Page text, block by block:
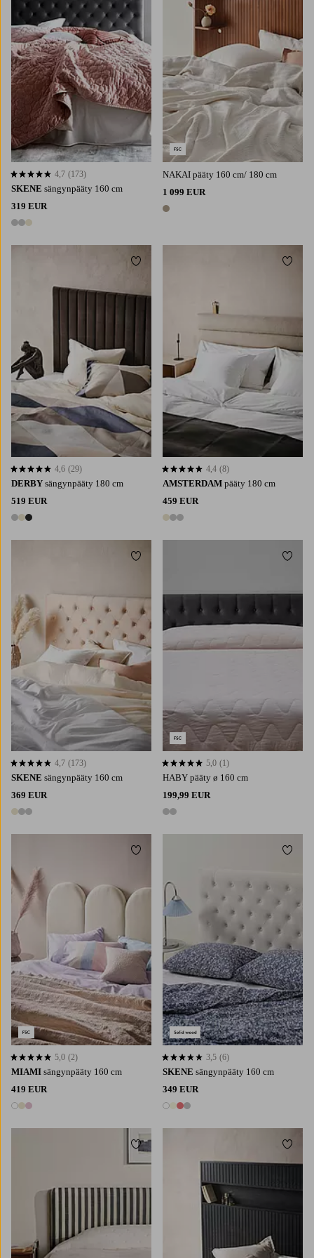
SKENE sängynpääty 160 cm
319 EUR
3 värejä
4,7 perustuen 173 arvosanaan
4,7 (173)
NAKAI pääty 160 cm/ 180 cm
1 099 EUR
1 väri
DERBY sängynpääty 180 cm
519 EUR
3 värejä
4,6 perustuen 29 arvosanaan
4,6 (29)
Lisää suosikkeihin
AMSTERDAM pääty 180 cm
459 EUR
3 värejä
4,4 perustuen 8 arvosanaan
4,4 (8)
Lisää
SKENE sängynpääty 160 cm
369 EUR
3 värejä
4,7 perustuen 173 arvosanaan
4,7 (173)
Lisää suosikkeihin
HABY pääty ø 160 cm
199,99 EUR
2 värejä
5,0 perustuen 1 arvosanaan
5,0 (1)
Lisää
MIAMI sängynpääty 160 cm
419 EUR
3 värejä
5,0 perustuen 2 arvosanaan
5,0 (2)
Lisää suosikkeihin
SKENE sängynpääty 160 cm
349 EUR
4 värejä
3,5 perustuen 6 arvosanaan
3,5 (6)
Lisää
Lisää suosikkeihin Lisää